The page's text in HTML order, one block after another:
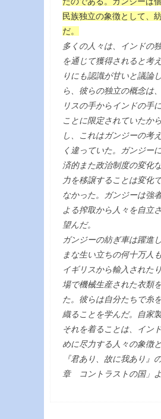
民族独立の象徴として、
だ。
多くの人々は、インドの
を通じて獲得されると考
りにも認識が甘いと議論
ら、彼らの独立の概念は
リスの手からインドの手
ことに限定されていたか
し、これはガンジーの考
く違っていた。ガンジー
済的また政治制度の変化
力を移譲することは変化
なかった。ガンジーは強
よる搾取から人々を自立
望んだ。
ガンジーの紡ぎ車は躍進
まな生い立ちの何十万人
イギリスから輸入された
場で機械生産された衣類
た。彼らは自分たちで糸
織ることを学んだ。自家
それを着ることは、イン
めに尽力する人々の象徴と
『君あり、故に我あり』
章 コントラストの国」